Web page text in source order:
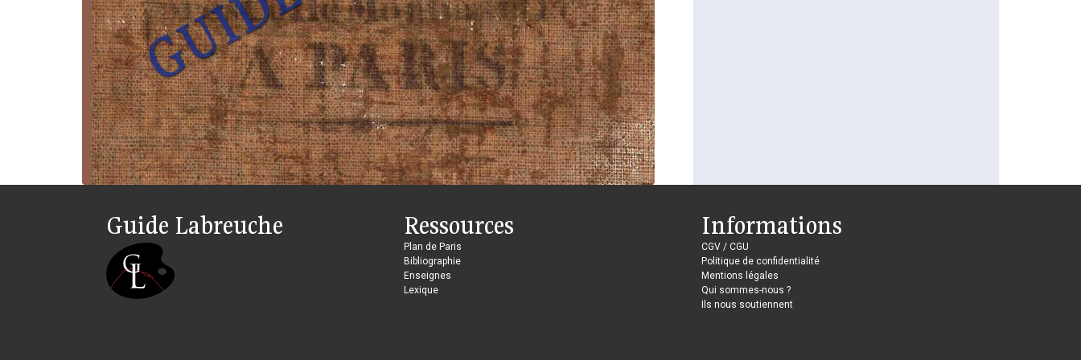
Guide Labreuche Ressources
Plan de Paris
Bibliographie
Enseignes
Lexique
Informations
CGV / CGU
Politique de confidentialité
Mentions légales
Qui sommes-nous ?
Ils nous soutiennent